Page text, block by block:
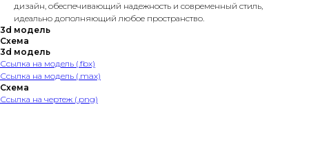
дизайн, обеспечивающий надежность и современный стиль,
идеально дополняющий любое пространство.
3d модель
Схема
3d модель
Ссылка на модель (.fbx)
Ссылка на модель (.max)
Схема
Ссылка на чертеж (.png)